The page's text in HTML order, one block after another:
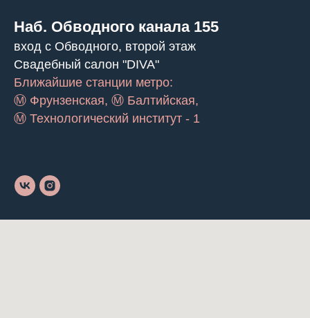
Наб. Обводного канала 155
вход с Обводного, второй этаж
Свадебный салон "DIVA"
Ближайшие станции метро:
Ⓜ Фрунзенская, Ⓜ Балтийская,
Ⓜ Технологический институт - 1